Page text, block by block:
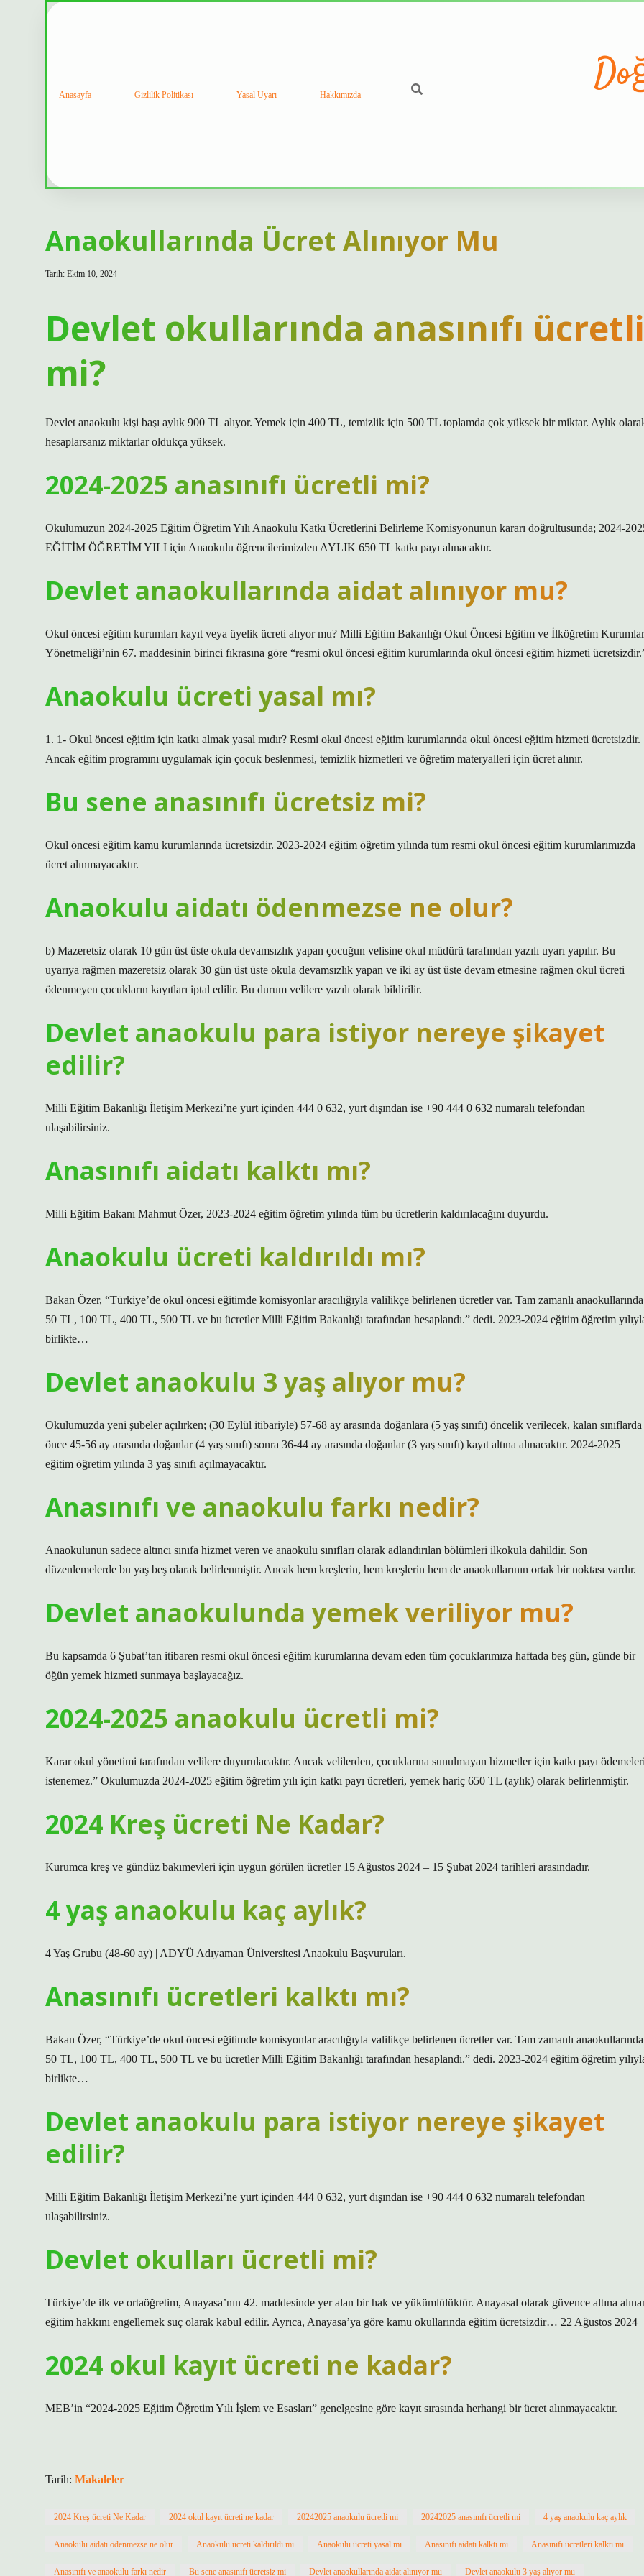
Anasayfa Gizlilik Politikası Yasal Uyarı Hakkımızda
Anaokullarında Ücret Alınıyor Mu
Tarih: Ekim 10, 2024
Devlet okullarında anasınıfı ücretli
mi?
Devlet anaokulu kişi başı aylık 900 TL alıyor. Yemek için 400 TL, temizlik için 500 TL toplamda çok yüksek bir miktar. Aylık
hesaplarsanız miktarlar oldukça yüksek.
2024-2025 anasınıfı ücretli mi?
Okulumuzun 2024-2025 Eğitim Öğretim Yılı Anaokulu Katkı Ücretlerini Belirleme Komisyonunun kararı doğrultusunda; 2024-
EĞİTİM ÖĞRETİM YILI için Anaokulu öğrencilerimizden AYLIK 650 TL katkı payı alınacaktır.
Devlet anaokullarında aidat alınıyor mu?
Okul öncesi eğitim kurumları kayıt veya üyelik ücreti alıyor mu? Milli Eğitim Bakanlığı Okul Öncesi Eğitim ve İlköğretim
Yönetmeliği’nin 67. maddesinin birinci fıkrasına göre “resmi okul öncesi eğitim kurumlarında okul öncesi eğitim hizmeti
Anaokulu ücreti yasal mı?
1. 1- Okul öncesi eğitim için katkı almak yasal mıdır? Resmi okul öncesi eğitim kurumlarında okul öncesi eğitim hizmeti ücretsizdir.
Ancak eğitim programını uygulamak için çocuk beslenmesi, temizlik hizmetleri ve öğretim materyalleri için ücret alınır.
Bu sene anasınıfı ücretsiz mi?
Okul öncesi eğitim kamu kurumlarında ücretsizdir. 2023-2024 eğitim öğretim yılında tüm resmi okul öncesi eğitim kurumlarımızda
ücret alınmayacaktır.
Anaokulu aidatı ödenmezse ne olur?
b) Mazeretsiz olarak 10 gün üst üste okula devamsızlık yapan çocuğun velisine okul müdürü tarafından yazılı uyarı yapılır. Bu
uyarıya rağmen mazeretsiz olarak 30 gün üst üste okula devamsızlık yapan ve iki ay üst üste devam etmesine rağmen okul ücreti
ödenmeyen çocukların kayıtları iptal edilir. Bu durum velilere yazılı olarak bildirilir.
Devlet anaokulu para istiyor nereye şikayet
edilir?
Milli Eğitim Bakanlığı İletişim Merkezi’ne yurt içinden 444 0 632, yurt dışından ise +90 444 0 632 numaralı telefondan
ulaşabilirsiniz.
Anasınıfı aidatı kalktı mı?
Milli Eğitim Bakanı Mahmut Özer, 2023-2024 eğitim öğretim yılında tüm bu ücretlerin kaldırılacağını duyurdu.
Anaokulu ücreti kaldırıldı mı?
Bakan Özer, “Türkiye’de okul öncesi eğitimde komisyonlar aracılığıyla valilikçe belirlenen ücretler var. Tam zamanlı anaokullarında
50 TL, 100 TL, 400 TL, 500 TL ve bu ücretler Milli Eğitim Bakanlığı tarafından hesaplandı.” dedi. 2023-2024 eğitim öğretim
birlikte…
Devlet anaokulu 3 yaş alıyor mu?
Okulumuzda yeni şubeler açılırken; (30 Eylül itibariyle) 57-68 ay arasında doğanlara (5 yaş sınıfı) öncelik verilecek, kalan sınıflarda
önce 45-56 ay arasında doğanlar (4 yaş sınıfı) sonra 36-44 ay arasında doğanlar (3 yaş sınıfı) kayıt altına alınacaktır. 2024-2025
eğitim öğretim yılında 3 yaş sınıfı açılmayacaktır.
Anasınıfı ve anaokulu farkı nedir?
Anaokulunun sadece altıncı sınıfa hizmet veren ve anaokulu sınıfları olarak adlandırılan bölümleri ilkokula dahildir. Son
düzenlemelerde bu yaş beş olarak belirlenmiştir. Ancak hem kreşlerin, hem kreşlerin hem de anaokullarının ortak bir noktası vardır.
Devlet anaokulunda yemek veriliyor mu?
Bu kapsamda 6 Şubat’tan itibaren resmi okul öncesi eğitim kurumlarına devam eden tüm çocuklarımıza haftada beş gün, günde bir
öğün yemek hizmeti sunmaya başlayacağız.
2024-2025 anaokulu ücretli mi?
Karar okul yönetimi tarafından velilere duyurulacaktır. Ancak velilerden, çocuklarına sunulmayan hizmetler için katkı payı
istenemez.” Okulumuzda 2024-2025 eğitim öğretim yılı için katkı payı ücretleri, yemek hariç 650 TL (aylık) olarak belirlenmiştir.
2024 Kreş ücreti Ne Kadar?
Kurumca kreş ve gündüz bakımevleri için uygun görülen ücretler 15 Ağustos 2024 – 15 Şubat 2024 tarihleri ​​arasındadır.
4 yaş anaokulu kaç aylık?
4 Yaş Grubu (48-60 ay) | ADYÜ Adıyaman Üniversitesi Anaokulu Başvuruları.
Anasınıfı ücretleri kalktı mı?
Bakan Özer, “Türkiye’de okul öncesi eğitimde komisyonlar aracılığıyla valilikçe belirlenen ücretler var. Tam zamanlı anaokullarında
50 TL, 100 TL, 400 TL, 500 TL ve bu ücretler Milli Eğitim Bakanlığı tarafından hesaplandı.” dedi. 2023-2024 eğitim öğretim
birlikte…
Devlet anaokulu para istiyor nereye şikayet
edilir?
Milli Eğitim Bakanlığı İletişim Merkezi’ne yurt içinden 444 0 632, yurt dışından ise +90 444 0 632 numaralı telefondan
ulaşabilirsiniz.
Devlet okulları ücretli mi?
Türkiye’de ilk ve ortaöğretim, Anayasa’nın 42. maddesinde yer alan bir hak ve yükümlülüktür. Anayasal olarak güvence altına
eğitim hakkını engellemek suç olarak kabul edilir. Ayrıca, Anayasa’ya göre kamu okullarında eğitim ücretsizdir… 22 Ağustos 2024
2024 okul kayıt ücreti ne kadar?
MEB’in “2024-2025 Eğitim Öğretim Yılı İşlem ve Esasları” genelgesine göre kayıt sırasında herhangi bir ücret alınmayacaktır.
Tarih: Makaleler
2024 Kreş ücreti Ne Kadar 2024 okul kayıt ücreti ne kadar 20242025 anaokulu ücretli mi 20242025 anasınıfı ücretli mi 4 yaş anaokulu kaç aylık
Anaokulu aidatı ödenmezse ne olur Anaokulu ücreti kaldırıldı mı Anaokulu ücreti yasal mı Anasınıfı aidatı kalktı mı Anasınıfı ücretleri kalktı mı
Anasınıfı ve anaokulu farkı nedir Bu sene anasınıfı ücretsiz mi Devlet anaokullarında aidat alınıyor mu Devlet anaokulu 3 yaş alıyor mu